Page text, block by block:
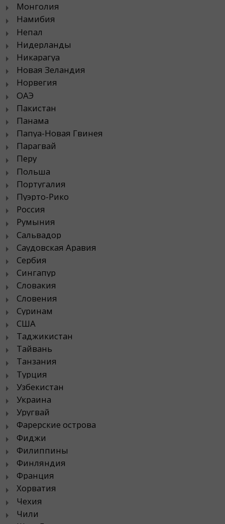
Монголия
Намибия
Непал
Нидерланды
Никарагуа
Новая Зеландия
Норвегия
ОАЭ
Пакистан
Панама
Папуа-Новая Гвинея
Парагвай
Перу
Польша
Португалия
Пуэрто-Рико
Россия
Румыния
Сальвадор
Саудовская Аравия
Сербия
Сингапур
Словакия
Словения
Суринам
США
Таджикистан
Тайвань
Танзания
Турция
Узбекистан
Украина
Уругвай
Фарерские острова
Фиджи
Филиппины
Финляндия
Франция
Хорватия
Чехия
Чили